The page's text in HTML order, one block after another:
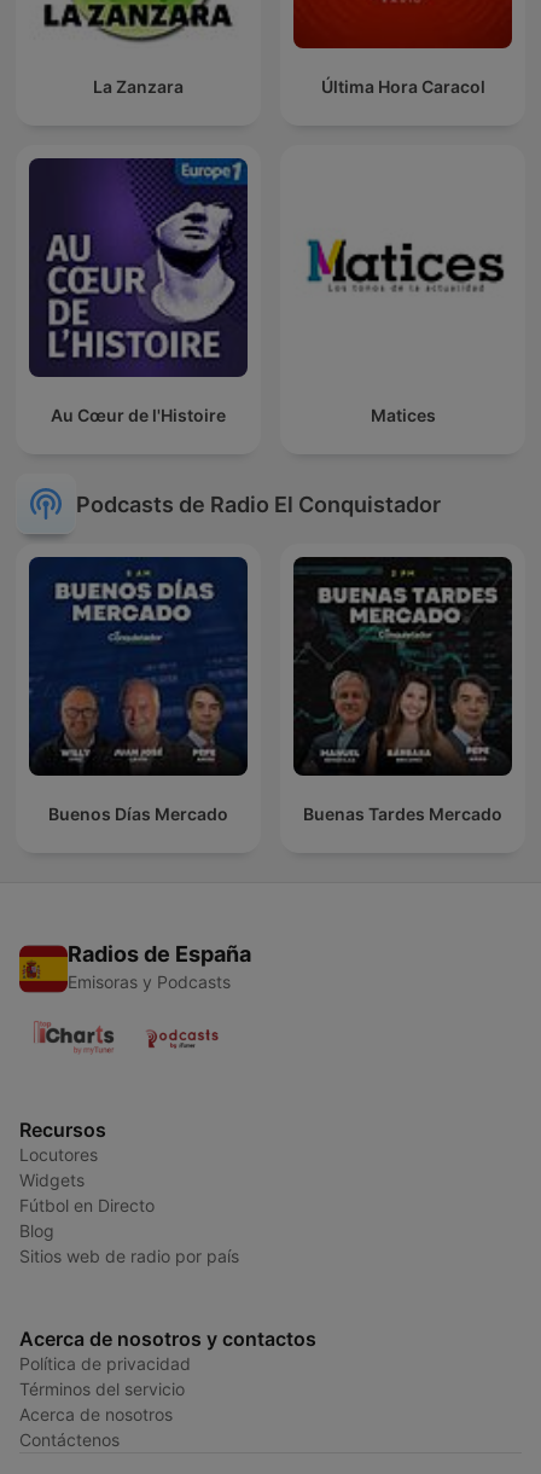
La Zanzara Última Hora Caracol
Au Cœur de l'Histoire Matices
Podcasts de Radio El Conquistador
Buenos Días Mercado Buenas Tardes Mercado
Radios de España
Emisoras y Podcasts
Recursos
Locutores
Widgets
Fútbol en Directo
Blog
Sitios web de radio por país
Acerca de nosotros y contactos
Política de privacidad
Términos del servicio
Acerca de nosotros
Contáctenos